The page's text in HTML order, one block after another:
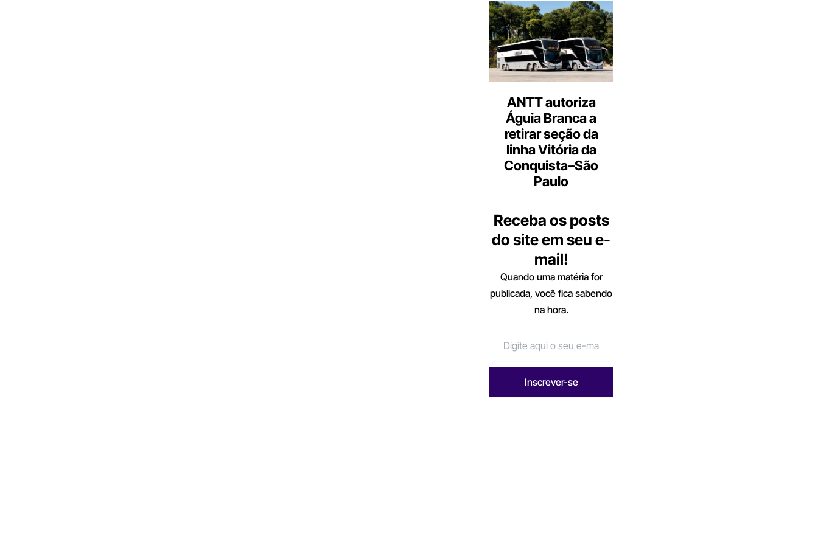
ANTT autoriza
Águia Branca a
retirar seção da
linha Vitória da
Conquista–São
Paulo
Receba os posts
do site em seu e-
mail!
Quando uma matéria for
publicada, você fica sabendo
na hora.
Inscrever-se